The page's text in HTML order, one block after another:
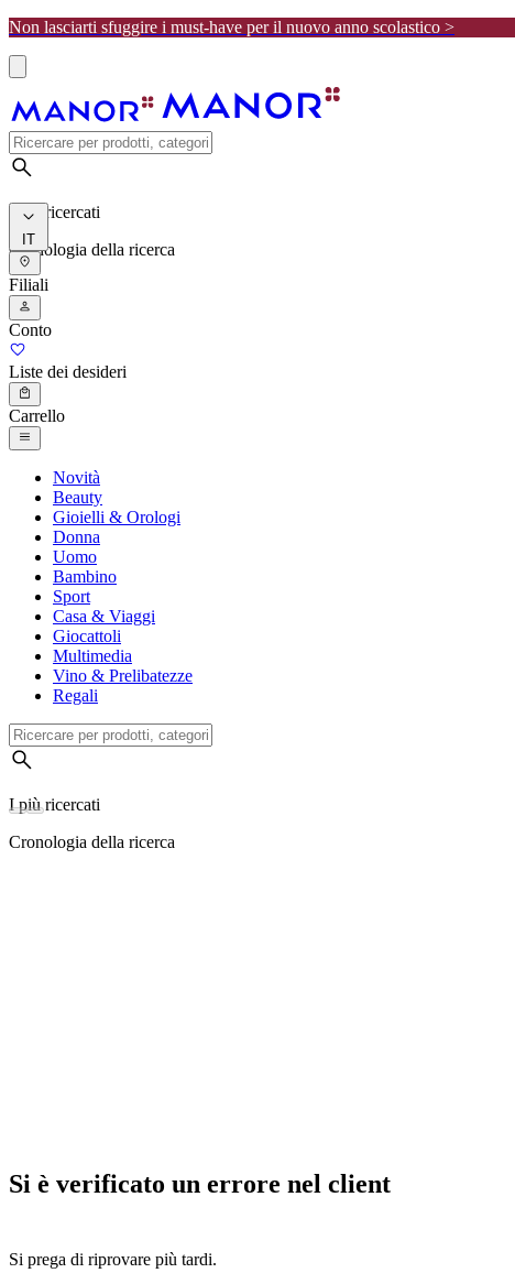
Non lasciarti sfuggire i must-have per il nuovo anno scolastico >
I più ricercati
Cronologia della ricerca
IT
Filiali
Conto
Liste dei desideri
Carrello
Novità
Beauty
Gioielli & Orologi
Donna
Uomo
Bambino
Sport
Casa & Viaggi
Giocattoli
Multimedia
Vino & Prelibatezze
Regali
I più ricercati
Cronologia della ricerca
Si è verificato un errore nel client
Si prega di riprovare più tardi.